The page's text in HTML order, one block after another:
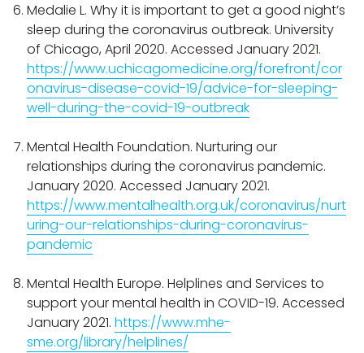
Medalie L. Why it is important to get a good night’s
sleep during the coronavirus outbreak. University
of Chicago, April 2020. Accessed January 2021.
https://www.uchicagomedicine.org/forefront/cor
onavirus-disease-covid-19/advice-for-sleeping-
well-during-the-covid-19-outbreak
Mental Health Foundation. Nurturing our
relationships during the coronavirus pandemic.
January 2020. Accessed January 2021.
https://www.mentalhealth.org.uk/coronavirus/nurt
uring-our-relationships-during-coronavirus-
pandemic
Mental Health Europe. Helplines and Services to
support your mental health in COVID-19. Accessed
January 2021. https://www.mhe-
sme.org/library/helplines/